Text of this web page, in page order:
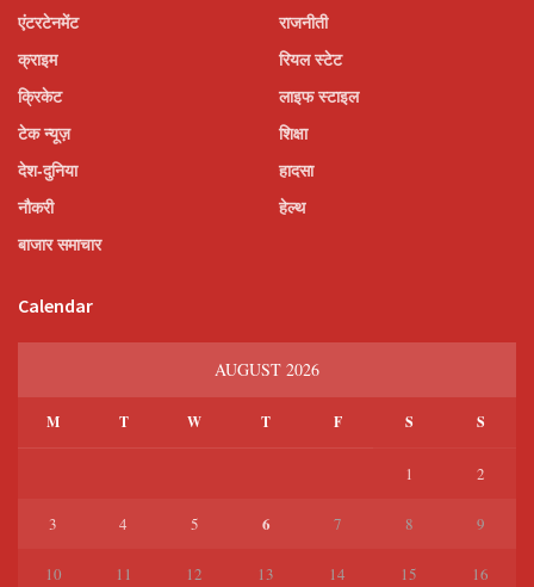
एंटरटेनमेंट
क्राइम
क्रिकेट
टेक न्यूज़
देश-दुनिया
नौकरी
बाजार समाचार
राजनीती
रियल स्टेट
लाइफ स्टाइल
शिक्षा
हादसा
हेल्थ
Calendar
AUGUST 2026
M T W T F S S
1 2
3 4 5 6 7 8 9
10 11 12 13 14 15 16